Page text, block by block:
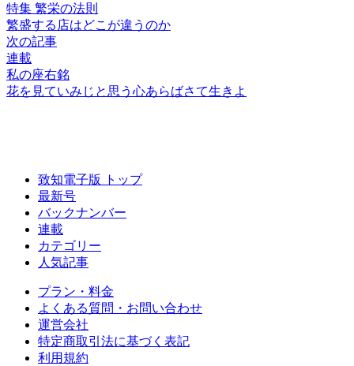
特集 繁栄の法則
繁盛する店はどこが違うのか
次の記事
連載
私の座右銘
花を見ていみじと思う心あらばさて生きよ
致知電子版 トップ
最新号
バックナンバー
連載
カテゴリー
人気記事
プラン・料金
よくある質問・お問い合わせ
運営会社
特定商取引法に基づく表記
利用規約